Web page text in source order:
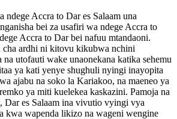
Accra to Dar es Salaam una
bei za usafiri wa ndege Accra to
Accra to Dar bei nafuu mtandaoni.
cha ardhi ni kitovu kikubwa nchini
utofauti wake unaonekana katika sehemu
ya kati yenye shughuli nyingi inayopita
ajabu na soko la Kariakoo, na maeneo ya
ya miti kuelekea kaskazini. Pamoja na
Dar es Salaam ina vivutio vyingi vya
kwa wapenda likizo na wageni wengine